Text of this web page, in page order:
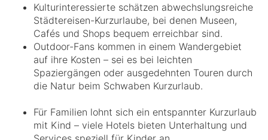
Kulturinteressierte schätzen abwechslungsreiche
Städtereisen-Kurzurlaube, bei denen Museen,
Cafés und Shops bequem erreichbar sind.
Outdoor-Fans kommen in einem Wandergebiet
auf ihre Kosten – sei es bei leichten
Spaziergängen oder ausgedehnten Touren durch
die Natur beim Schwaben Kurzurlaub.
Für Familien lohnt sich ein entspannter Kurzurlaub
mit Kind – viele Hotels bieten Unterhaltung und